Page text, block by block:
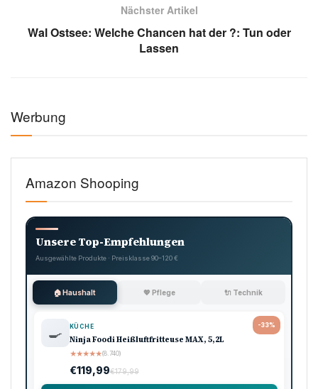
Nächster Artikel
Wal Ostsee: Welche Chancen hat der ?: Tun oder
Lassen
Werbung
Amazon Shooping
Unsere Top-Empfehlungen
Ausgewählte Produkte · Preisklasse 90–120 €
🏠 Haushalt 💖 Pflege 🔌 Technik
-33%
🍳 KÜCHE
Ninja Foodi Heißluftfritteuse MAX, 5,2L
★★★★★(8.740)
€119,99€179,99